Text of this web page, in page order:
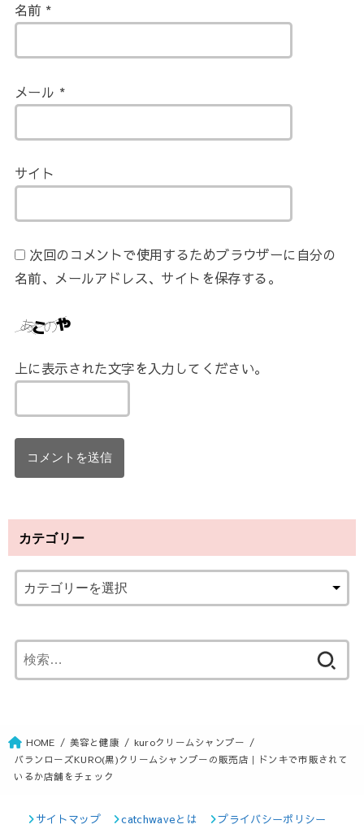
名前 *
メール *
サイト
次回のコメントで使用するためブラウザーに自分の
名前、メールアドレス、サイトを保存する。
上に表示された文字を入力してください。
カテゴリー
索
HOME 美容と健康
kuroクリームシャンプー
バランローズKURO(黒)クリームシャンプーの販売店｜ドンキで市販されて
いるか店舗をチェック
サイトマップ catchwaveとは
プライバシーポリシー